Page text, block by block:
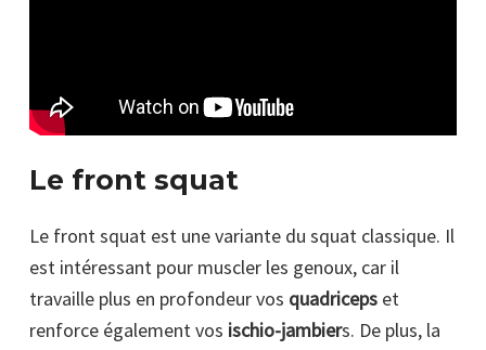
Le front squat
Le front squat est une variante du squat classique. Il
est intéressant pour muscler les genoux, car il
travaille plus en profondeur vos quadriceps et
renforce également vos ischio-jambiers. De plus, la